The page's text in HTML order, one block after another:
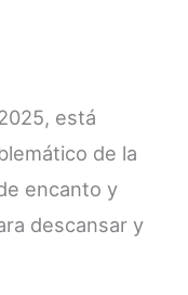
está
de la
encanto y
descansar y